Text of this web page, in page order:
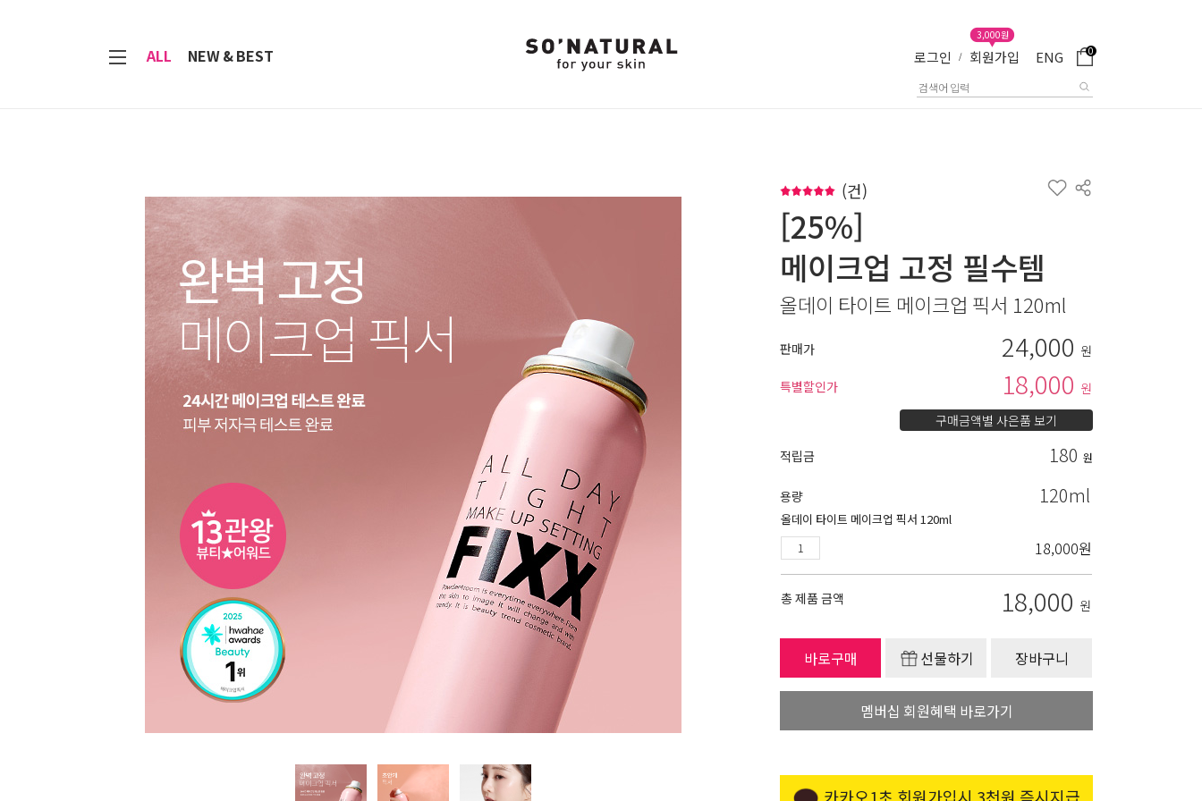
ALL NEW & BEST 로그인 / 회원가입
3,000원
ENG 0
(건)
[25%]
메이크업 고정 필수템
올데이 타이트 메이크업 픽서 120ml
판매가 24,000 원
특별할인가
18,000 원
구매금액별 사은품 보기
적립금
180 원
용량 120ml
올데이 타이트 메이크업 픽서 120ml
18,000원
총 제품 금액 18,000 원
바로구매 선물하기 장바구니
멤버십 회원혜택 바로가기